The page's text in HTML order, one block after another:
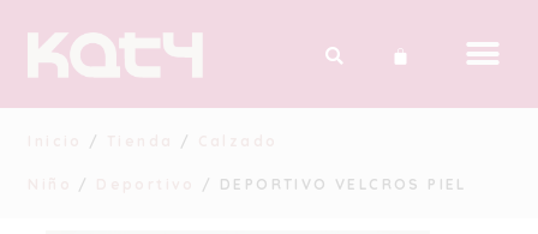
/ /
/ / DEPORTIVO VELCROS PIEL